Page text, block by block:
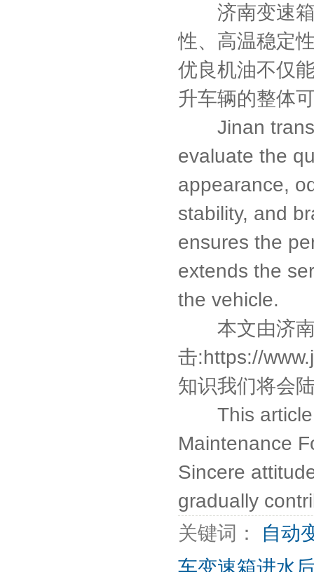
济南变速箱
性、高温稳定
优良机油不仅
升车辆的整体
Jinan
evaluate the
appearance,
stability, and
ensures the
extends the
the vehicle.
本文由济
击:https://
知识我们将会
This article
Maintenance
Sincere
gradually
关键词： 自动
车变速箱进水